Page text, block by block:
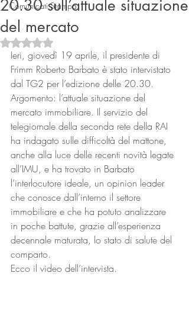
Connect
Comunicati Stampa
20.30 sull’attuale situazione
del mercato
Valutazione NaN stelle su 5.
Ieri, giovedì 19 aprile, il presidente di
Frimm Roberto Barbato è stato intervistato
dal TG2 per l’edizione delle 20.30.
Argomento: l’attuale situazione del
mercato immobiliare. Il servizio del
telegiornale della seconda rete della RAI
ha indagato sulle difficoltà del mattone,
anche alla luce delle recenti novità legate
all’IMU, e ha trovato in Barbato
l’interlocutore ideale, un opinion leader
che conosce dall’interno il settore
immobiliare e che ha potuto analizzare
in poche battute, grazie all’esperienza
decennale maturata, lo stato di salute del
comparto.
Ecco il video dell’intervista.